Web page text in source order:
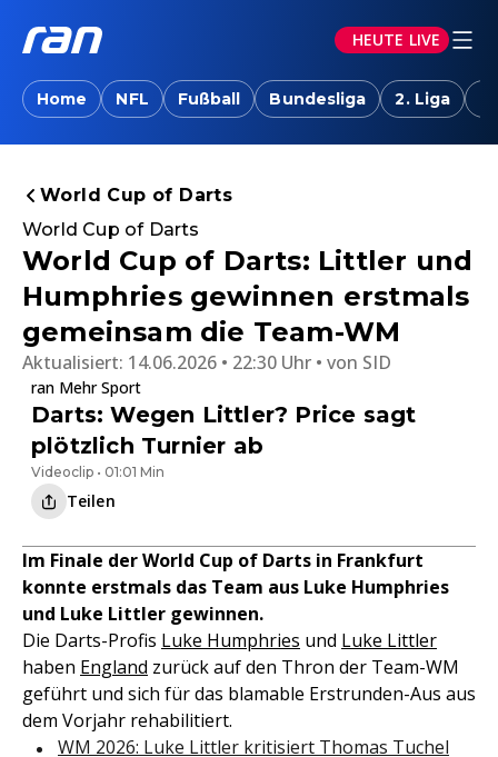
HEUTE LIVE
Home NFL Fußball Bundesliga 2. Liga
World Cup of Darts
World Cup of Darts
World Cup of Darts: Littler und
Humphries gewinnen erstmals
gemeinsam die Team-WM
Aktualisiert: 14.06.2026 • 22:30 Uhr von SID
ran Mehr Sport
Darts: Wegen Littler? Price sagt
plötzlich Turnier ab
Videoclip • 01:01 Min
Teilen
Im Finale der World Cup of Darts in Frankfurt
konnte erstmals das Team aus Luke Humphries
und Luke Littler gewinnen.
Die Darts-Profis Luke Humphries und Luke Littler
haben England zurück auf den Thron der Team-WM
geführt und sich für das blamable Erstrunden-Aus aus
dem Vorjahr rehabilitiert.
WM 2026: Luke Littler kritisiert Thomas Tuchel